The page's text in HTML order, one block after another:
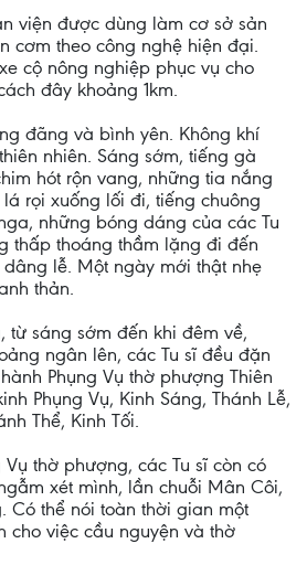
viện được dùng làm cơ sở sản
cơm theo công nghệ hiện đại.
cộ nông nghiệp phục vụ cho
đây khoảng 1km.
đãng và bình yên. Không khí
nhiên. Sáng sớm, tiếng gà
hót rộn vang, những tia nắng
rọi xuống lối đi, tiếng chuông
những bóng dáng của các Tu
thấp thoáng thầm lặng đi đến
lễ. Một ngày mới thật nhẹ
thản.
từ sáng sớm đến khi đêm về,
ngân lên, các Tu sĩ đều đặn
Phụng Vụ thờ phượng Thiên
Phụng Vụ, Kinh Sáng, Thánh Lễ,
Thể, Kinh Tối.
thờ phượng, các Tu sĩ còn có
xét mình, lần chuỗi Mân Côi,
Có thể nói toàn thời gian một
cho việc cầu nguyện và thờ